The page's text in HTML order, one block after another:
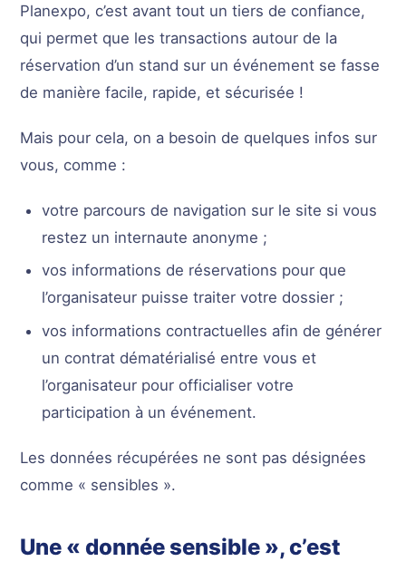
Planexpo, c’est avant tout un tiers de confiance,
qui permet que les transactions autour de la
réservation d’un stand sur un événement se fasse
de manière facile, rapide, et sécurisée !
Mais pour cela, on a besoin de quelques infos sur
vous, comme :
votre parcours de navigation sur le site si vous
restez un internaute anonyme ;
vos informations de réservations pour que
l’organisateur puisse traiter votre dossier ;
vos informations contractuelles afin de générer
un contrat dématérialisé entre vous et
l’organisateur pour officialiser votre
participation à un événement.
Les données récupérées ne sont pas désignées
comme « sensibles ».
Une « donnée sensible », c’est